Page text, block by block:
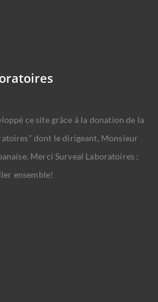
ce site grâce à la donation de la
dont le dirigeant, Monsieur
Merci Surveal Laboratoires :
ensemble!